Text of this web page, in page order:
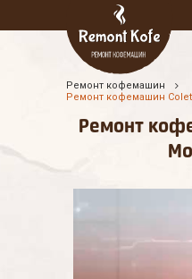
УСЛУГИ И ЦЕНЫ
Ремонт кофемашин
Ремонт кофемашин Colet
Ремонт